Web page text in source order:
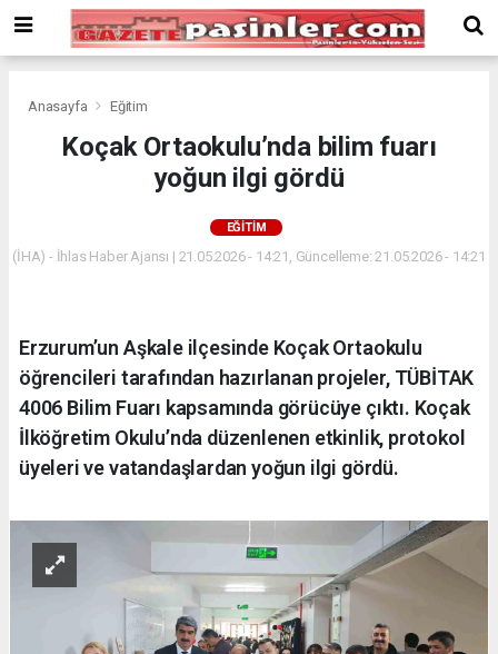
Bonusu
Veren
deneme
siteler
Veren
Anasayfa Eğitim
Koçak Ortaokulu’nda bilim fuarı
yoğun ilgi gördü
EĞITIM
(İHA) - İhlas Haber Ajansı | 21.05.2026 - 14:21, Güncelleme: 21.05.2026 - 14:21
Erzurum’un Aşkale ilçesinde Koçak Ortaokulu
öğrencileri tarafından hazırlanan projeler, TÜBİTAK
4006 Bilim Fuarı kapsamında görücüye çıktı. Koçak
İlköğretim Okulu’nda düzenlenen etkinlik, protokol
üyeleri ve vatandaşlardan yoğun ilgi gördü.